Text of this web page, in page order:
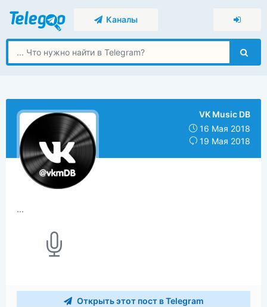
Каналы
VK Music DB
16 Мая 2018
19 Мая 2018
...
Открыть этот пост в Telegram